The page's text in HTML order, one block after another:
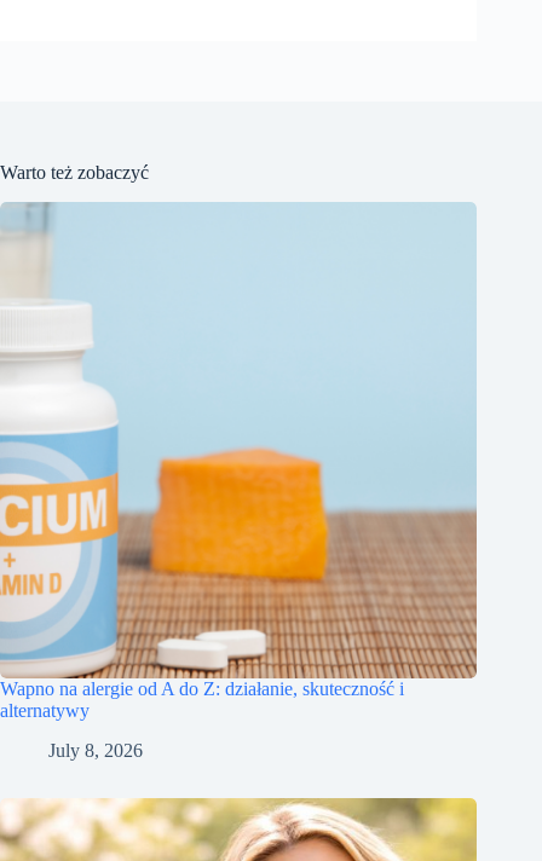
Warto też zobaczyć
Wapno na alergie od A do Z: działanie, skuteczność i
alternatywy
July 8, 2026